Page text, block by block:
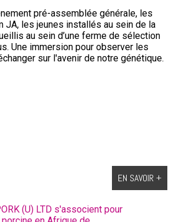
pré-assemblée générale, les
JA, les jeunes installés au sein de la
au sein d’une ferme de sélection
Une immersion pour observer les
sur l'avenir de notre génétique.
EN SAVOIR +
(U) LTD s'associent pour